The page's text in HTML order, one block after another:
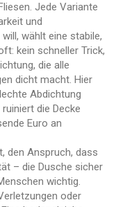
Jede Variante
und
wählt eine stabile,
kein schneller Trick,
, die alle
dicht macht. Hier
Abdichtung
die Decke
Euro an
, den Anspruch, dass
– die Dusche sicher
wichtig.
oder